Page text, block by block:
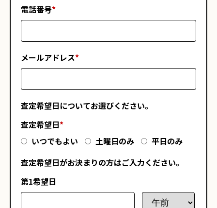
電話番号*
メールアドレス*
査定希望日についてお選びください。
査定希望日*
いつでもよい
土曜日のみ
平日のみ
査定希望日がお決まりの方はご入力ください。
第1希望日